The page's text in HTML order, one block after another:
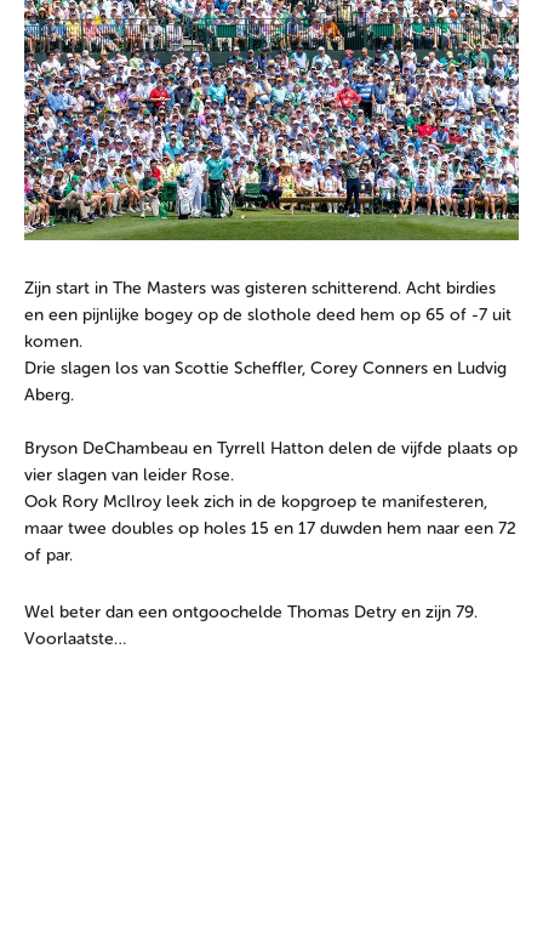
Zijn start in The Masters was gisteren schitterend. Acht birdies
en een pijnlijke bogey op de slothole deed hem op 65 of -7 uit
komen.
Drie slagen los van Scottie Scheffler, Corey Conners en Ludvig
Aberg.
Bryson DeChambeau en Tyrrell Hatton delen de vijfde plaats op
vier slagen van leider Rose.
Ook Rory McIlroy leek zich in de kopgroep te manifesteren,
maar twee doubles op holes 15 en 17 duwden hem naar een 72
of par.
Wel beter dan een ontgoochelde Thomas Detry en zijn 79.
Voorlaatste…